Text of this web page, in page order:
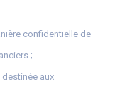
confidentielle de
;
aux